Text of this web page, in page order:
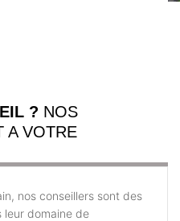
? NOS
A VOTRE
nos conseillers sont des
leur domaine de